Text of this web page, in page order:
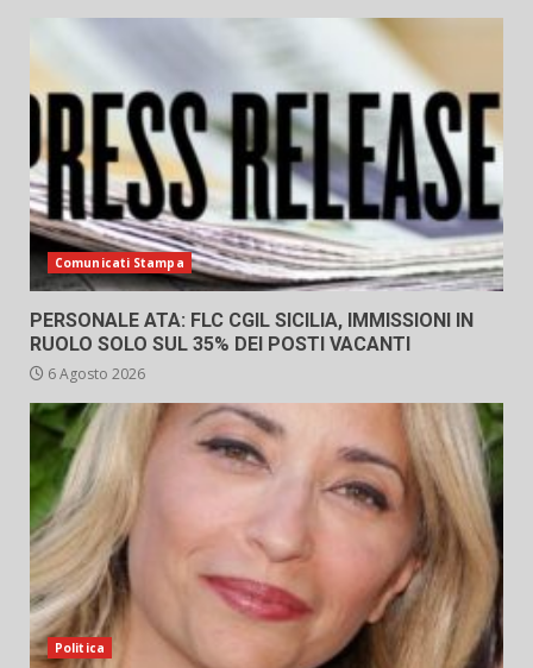
Comunicati Stampa
PERSONALE ATA: FLC CGIL SICILIA, IMMISSIONI IN
RUOLO SOLO SUL 35% DEI POSTI VACANTI
6 Agosto 2026
Politica